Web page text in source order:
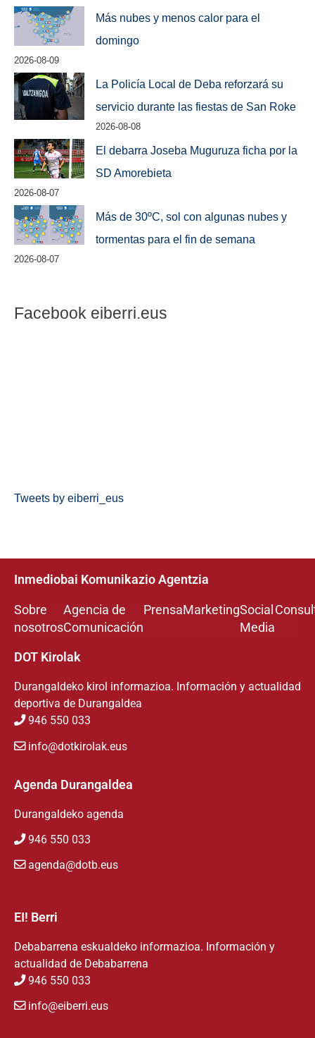
Más nubes y menos calor para el
domingo
2026-08-09
La Policía Local de Deba reforzará su
servicio durante las fiestas de San Roke
2026-08-08
El debarra Joseba Muguruza ficha por la
SD Amorebieta
2026-08-07
Más de 30ºC, sol con algunas nubes y
tormentas para el fin de semana
2026-08-07
Facebook eiberri.eus
Tweets by eiberri_eus
Inmediobai Komunikazio Agentzia
Sobre
nosotros
Agencia de
Comunicación
PrensaMarketingSocial
Media
DOT Kirolak
Durangaldeko kirol informazioa. Información y actualidad
deportiva de Durangaldea
946 550 033
info@dotkirolak.eus
Agenda Durangaldea
Durangaldeko agenda
946 550 033
agenda@dotb.eus
EI! Berri
Debabarrena eskualdeko informazioa. Información y
actualidad de Debabarrena
946 550 033
info@eiberri.eus